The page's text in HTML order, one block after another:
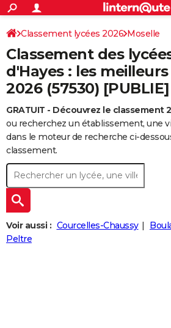
ACTUALITÉS
Politique
Société
Faits Divers
Education
Monde
Villes
+
SPORT
Coupe du monde 2026
Football
Tennis
Cyclisme
Rugby
Forum
CULTURE
Programme TV
TNT
Streaming
Cinéma
Sorties cinéma
Musique
+
FINANCE
Retraite
Impôts
Epargne
Immobilier
Risques naturels par ville
Banque
Assurance
Crédit
AUTO
Essais
Réserver un essai
Citadines
Berlines
SUV
Forum auto
+
HIGH-TECH
BRICOLAGE
Forum
Aménagement intérieur
Extérieur
Cuisine
Salle de bains
Jardinage
Rangement
+WEEK-END
Guides de France
Escapades
Patrimoine
Expositions
Musées
Week-end nature
+
LIFESTYLE
Art de vivre
Bien-être
Loisirs
Mode
Modes de vie
+SANTE
S'inscrire
Connexion
Classement lycées 2026 Moselle
Classement des
d'Hayes : les
2026 (57530) [PUBLIE]
GRATUIT - Découvrez le classement
ou recherchez un établissement, une
dans le moteur de recherche ci-
classement.
Voir aussi : Courcelles-Chaussy
Peltre